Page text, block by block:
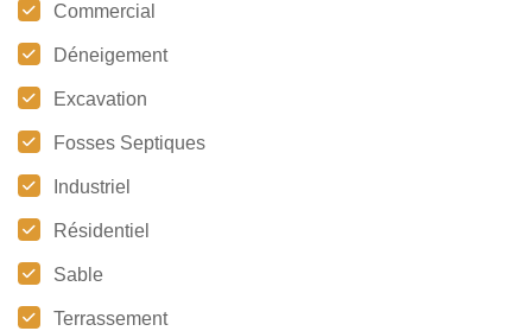
Commercial
Déneigement
Excavation
Fosses Septiques
Industriel
Résidentiel
Sable
Terrassement